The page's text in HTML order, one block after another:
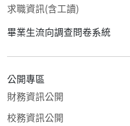
求職資訊(含工讀)
畢業生流向調查問卷系統
公開專區
財務資訊公開
校務資訊公開